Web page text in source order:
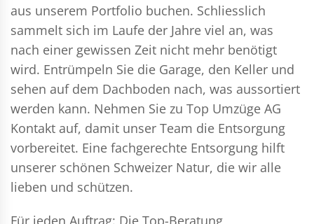
aus unserem Portfolio buchen. Schliesslich
sammelt sich im Laufe der Jahre viel an, was
nach einer gewissen Zeit nicht mehr benötigt
wird. Entrümpeln Sie die Garage, den Keller und
sehen auf dem Dachboden nach, was aussortiert
werden kann. Nehmen Sie zu Top Umzüge AG
Kontakt auf, damit unser Team die Entsorgung
vorbereitet. Eine fachgerechte Entsorgung hilft
unserer schönen Schweizer Natur, die wir alle
lieben und schützen.
Für jeden Auftrag: Die Top-Beratung